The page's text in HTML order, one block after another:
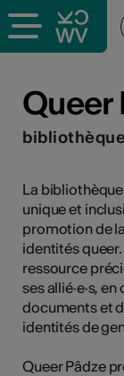
Queer
La
unique et
promotion de
identités
ressource
ses allié·e·s,
documents et
identités de
Queer Pâdze